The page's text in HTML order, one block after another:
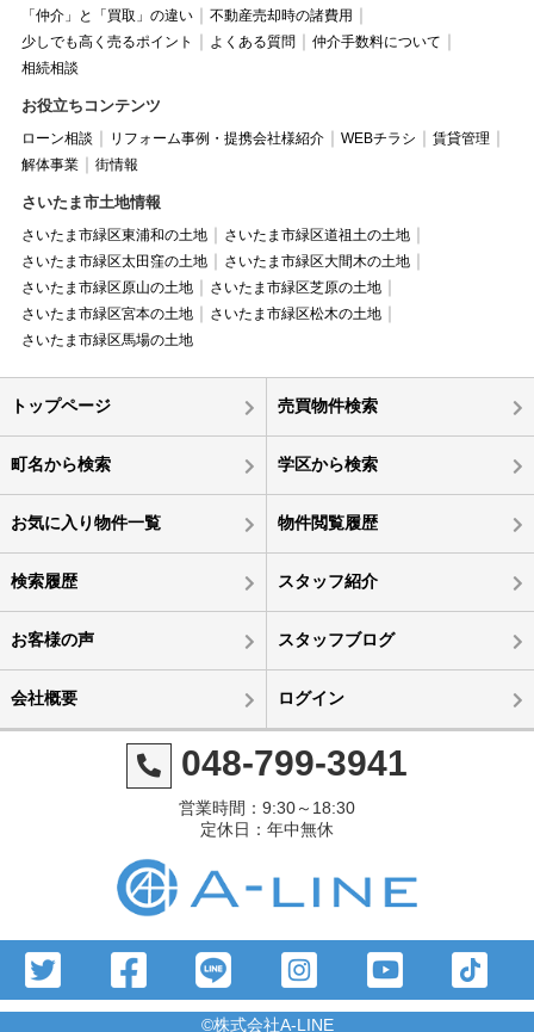
「仲介」と「買取」の違い
不動産売却時の諸費用
少しでも高く売るポイント
よくある質問
仲介手数料について
相続相談
お役立ちコンテンツ
ローン相談 リフォーム事例・提携会社様紹介 WEBチラシ
賃貸管理
解体事業
街情報
さいたま市土地情報
さいたま市緑区東浦和の土地
さいたま市緑区道祖土の土地
さいたま市緑区太田窪の土地
さいたま市緑区大間木の土地
さいたま市緑区原山の土地
さいたま市緑区芝原の土地
さいたま市緑区宮本の土地
さいたま市緑区松木の土地
さいたま市緑区馬場の土地
トップページ 売買物件検索
町名から検索 学区から検索
お気に入り物件一覧 物件閲覧履歴
検索履歴 スタッフ紹介
お客様の声 スタッフブログ
会社概要 ログイン
048-799-3941
営業時間：9:30～18:30
定休日：年中無休
©株式会社A-LINE